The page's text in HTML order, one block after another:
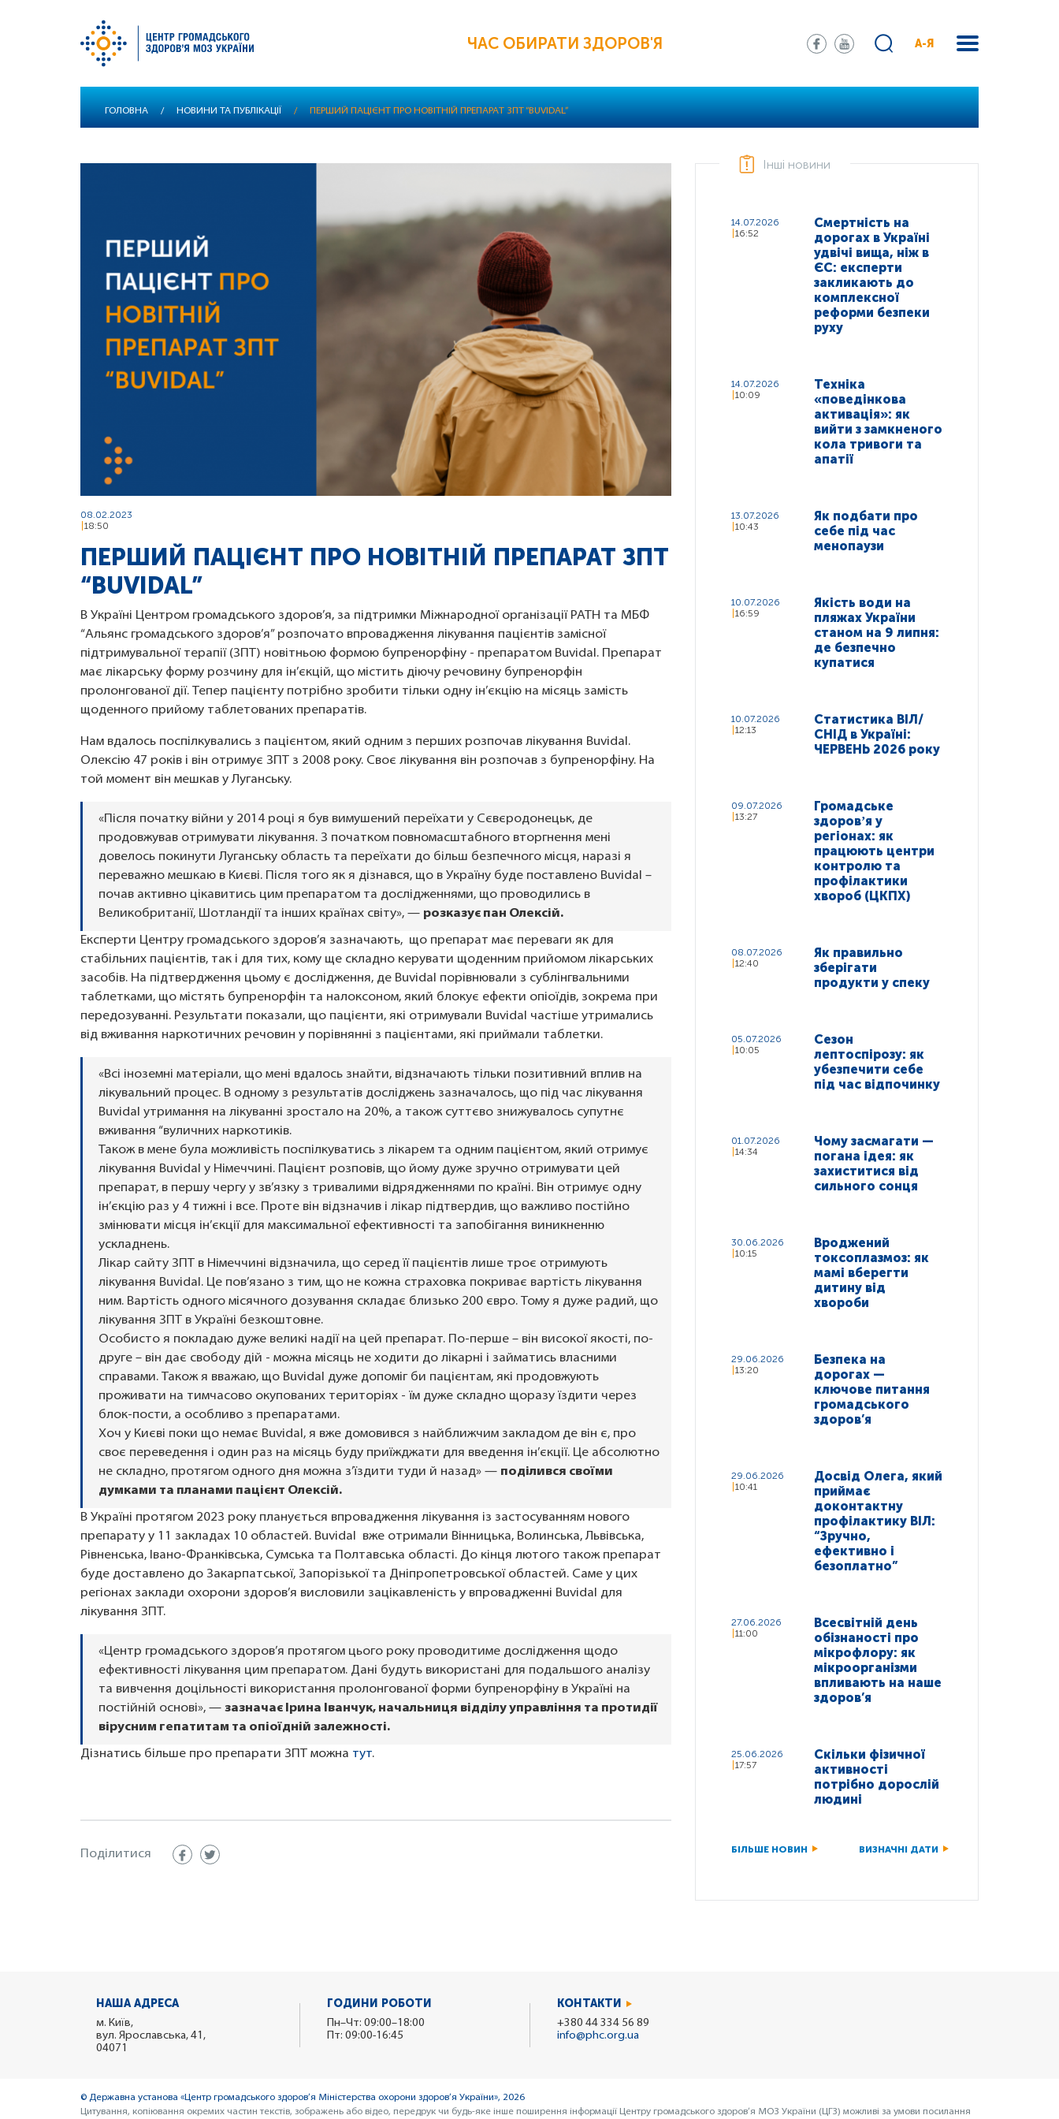
ЧАС ОБИРАТИ ЗДОРОВ'Я А-Я
ГОЛОВНА / НОВИНИ ТА ПУБЛІКАЦІЇ / ПЕРШИЙ ПАЦІЄНТ ПРО НОВІТНІЙ ПРЕПАРАТ ЗПТ “BUVIDAL”
08.02.2023
18:50
ПЕРШИЙ ПАЦІЄНТ ПРО НОВІТНІЙ ПРЕПАРАТ ЗПТ
“BUVIDAL”
В Україні Центром громадського здоров’я, за підтримки Міжнародної організації PATH та МБФ
“Альянс громадського здоров’я” розпочато впровадження лікування пацієнтів замісної
підтримувальної терапії (ЗПТ) новітньою формою бупренорфіну - препаратом Buvidal. Препарат
має лікарську форму розчину для ін’єкцій, що містить діючу речовину бупренорфін
пролонгованої дії. Тепер пацієнту потрібно зробити тільки одну ін’єкцію на місяць замість
щоденного прийому таблетованих препаратів.
Нам вдалось поспілкувались з пацієнтом, який одним з перших розпочав лікування Buvidal.
Олексію 47 років і він отримує ЗПТ з 2008 року. Своє лікування він розпочав з бупренорфіну. На
той момент він мешкав у Луганську.
«Після початку війни у 2014 році я був вимушений переїхати у Сєвєродонецьк, де
продовжував отримувати лікування. З початком повномасштабного вторгнення мені
довелось покинути Луганську область та переїхати до більш безпечного місця, наразі я
переважно мешкаю в Києві. Після того як я дізнався, що в Україну буде поставлено Buvidal –
почав активно цікавитись цим препаратом та дослідженнями, що проводились в
Великобританії, Шотландії та інших країнах світу», — розказує пан Олексій.
Експерти Центру громадського здоров’я зазначають, що препарат має переваги як для
стабільних пацієнтів, так і для тих, кому ще складно керувати щоденним прийомом лікарських
засобів. На підтвердження цьому є дослідження, де Buvidal порівнювали з сублінгвальними
таблетками, що містять бупренорфін та налоксоном, який блокує ефекти опіоїдів, зокрема при
передозуванні. Результати показали, що пацієнти, які отримували Buvidal частіше утримались
від вживання наркотичних речовин у порівнянні з пацієнтами, які приймали таблетки.
«Всі іноземні матеріали, що мені вдалось знайти, відзначають тільки позитивний вплив на
лікувальний процес. В одному з результатів досліджень зазначалось, що під час лікування
Buvidal утримання на лікуванні зростало на 20%, а також суттєво знижувалось супутнє
вживання “вуличних наркотиків.
Також в мене була можливість поспілкуватись з лікарем та одним пацієнтом, який отримує
лікування Buvidal у Німеччині. Пацієнт розповів, що йому дуже зручно отримувати цей
препарат, в першу чергу у зв’язку з тривалими відрядженнями по країні. Він отримує одну
ін’єкцію раз у 4 тижні і все. Проте він відзначив і лікар підтвердив, що важливо постійно
змінювати місця ін’єкції для максимальної ефективності та запобігання виникненню
ускладнень.
Лікар сайту ЗПТ в Німеччині відзначила, що серед її пацієнтів лише троє отримують
лікування Buvidal. Це пов’язано з тим, що не кожна страховка покриває вартість лікування
ним. Вартість одного місячного дозування складає близько 200 євро. Тому я дуже радий, що
лікування ЗПТ в Україні безкоштовне.
Особисто я покладаю дуже великі надії на цей препарат. По-перше – він високої якості, по-
друге – він дає свободу дій - можна місяць не ходити до лікарні і займатись власними
справами. Також я вважаю, що Buvidal дуже допоміг би пацієнтам, які продовжують
проживати на тимчасово окупованих територіях - їм дуже складно щоразу їздити через
блок-пости, а особливо з препаратами.
Хоч у Києві поки що немає Buvidal, я вже домовився з найближчим закладом де він є, про
своє переведення і один раз на місяць буду приїжджати для введення ін’єкції. Це абсолютно
не складно, протягом одного дня можна з’їздити туди й назад» — поділився своїми
думками та планами пацієнт Олексій.
В Україні протягом 2023 року планується впровадження лікування із застосуванням нового
препарату у 11 закладах 10 областей. Buvidal вже отримали Вінницька, Волинська, Львівська,
Рівненська, Івано-Франківська, Сумська та Полтавська області. До кінця лютого також препарат
буде доставлено до Закарпатської, Запорізької та Дніпропетровської областей. Саме у цих
регіонах заклади охорони здоров’я висловили зацікавленість у впровадженні Buvidal для
лікування ЗПТ.
«Центр громадського здоров’я протягом цього року проводитиме дослідження щодо
ефективності лікування цим препаратом. Дані будуть використані для подальшого аналізу
та вивчення доцільності використання пролонгованої форми бупренорфіну в Україні на
постійній основі», — зазначає Ірина Іванчук, начальниця відділу управління та протидії
вірусним гепатитам та опіоїдній залежності.
Дізнатись більше про препарати ЗПТ можна тут.
Поділитися
Інші новини
14.07.2026
16:52
Смертність на
дорогах в Україні
удвічі вища, ніж в
ЄС: експерти
закликають до
комплексної
реформи безпеки
руху
14.07.2026
10:09
Техніка
«поведінкова
активація»: як
вийти з замкненого
кола тривоги та
апатії
13.07.2026
10:43
Як подбати про
себе під час
менопаузи
10.07.2026
16:59
Якість води на
пляжах України
станом на 9 липня:
де безпечно
купатися
10.07.2026
12:13
Статистика ВІЛ/
СНІД в Україні:
ЧЕРВЕНЬ 2026 року
09.07.2026
13:27
Громадське
здоровʼя у
регіонах: як
працюють центри
контролю та
профілактики
хвороб (ЦКПХ)
08.07.2026
12:40
Як правильно
зберігати
продукти у спеку
05.07.2026
10:05
Сезон
лептоспірозу: як
убезпечити себе
під час відпочинку
01.07.2026
14:34
Чому засмагати —
погана ідея: як
захиститися від
сильного сонця
30.06.2026
10:15
Вроджений
токсоплазмоз: як
мамі вберегти
дитину від
хвороби
29.06.2026
13:20
Безпека на
дорогах —
ключове питання
громадського
здоров’я
29.06.2026
10:41
Досвід Олега, який
приймає
доконтактну
профілактику ВІЛ:
“Зручно,
ефективно і
безоплатно”
27.06.2026
11:00
Всесвітній день
обізнаності про
мікрофлору: як
мікроорганізми
впливають на наше
здоров’я
25.06.2026
17:57
Скільки фізичної
активності
потрібно дорослій
людині
БІЛЬШЕ НОВИН ВИЗНАЧНІ ДАТИ
НАША АДРЕСА
м. Київ,
вул. Ярославська, 41,
04071
ГОДИНИ РОБОТИ
Пн–Чт: 09:00–18:00
Пт: 09:00-16:45
КОНТАКТИ
+380 44 334 56 89
info@phc.org.ua
© Державна установа «Центр громадського здоров’я Міністерства охорони здоров’я України», 2026
Цитування, копіювання окремих частин текстів, зображень або відео, передрук чи будь-яке інше поширення інформації Центру громадського здоров’я МОЗ України (ЦГЗ) можливі за умови посилання